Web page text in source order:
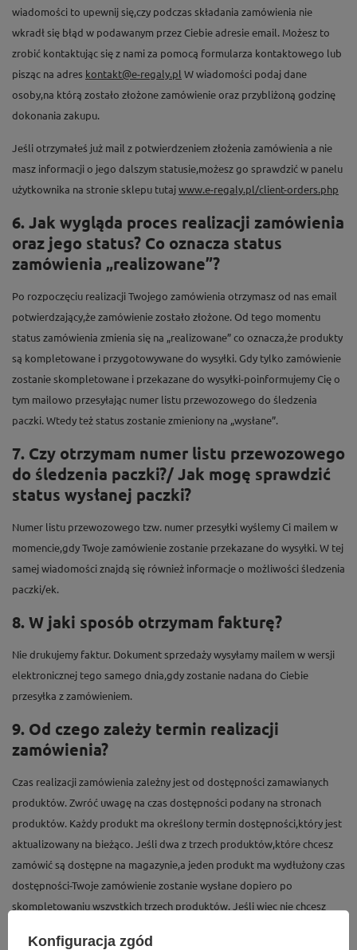
wiadomości to upewnij się,czy podczas składania zamówienia nie
wkradł się błąd w podawanym przez Ciebie adresie email. Możesz to
zrobić kontaktując się z nami za pomocą formularza kontaktowego lub
pisząc na adres kontakt@e-regaly.pl W wiadomości podaj dane
osoby,na którą zostało złożone zamówienie oraz przybliżoną godzinę
dokonania zakupu.
Jeśli otrzymałeś już mail z potwierdzeniem złożenia zamówienia a nie
masz informacji o jego dalszym statusie,możesz go sprawdzić w panelu
użytkownika na stronie sklepu tutajwww.e-regaly.pl/client-orders.php
6. Jak wygląda proces realizacji zamówienia
oraz jego status? Co oznacza status
zamówienia „realizowane”?
Po rozpoczęciu realizacji Twojego zamówienia otrzymasz od nas email
potwierdzający,że zamówienie zostało złożone. Od tego momentu
status zamówienia zmienia się na „realizowane” co oznacza,że produkty
są kompletowane i przygotowywane do wysyłki. Gdy tylko zamówienie
zostanie skompletowane i przekazane do wysyłki-poinformujemy Cię o
tym mailowo przesyłając numer listu przewozowego do śledzenia
paczki. Wtedy też status zostanie zmieniony na „wysłane”.
7. Czy otrzymam numer listu przewozowego
do śledzenia paczki?/ Jak mogę sprawdzić
status wysłanej paczki?
Numer listu przewozowego tzw. numer przesyłki wyślemy Ci mailem w
momencie,gdy Twoje zamówienie zostanie przekazane do wysyłki. W tej
samej wiadomości znajdą się również informacje o możliwości śledzenia
paczki/ek.
8. W jaki sposób otrzymam fakturę?
Nie drukujemy faktur. Dokument sprzedaży wysyłamy mailem w wersji
elektronicznej tego samego dnia,gdy zostanie nadana do Ciebie
przesyłka z zamówieniem.
9. Od czego zależy termin realizacji
zamówienia?
Czas realizacji zamówienia zależny jest od dostępności zamawianych
produktów. Zwróć uwagę na czas dostępności podany na stronach
produktów. Każdy produkt ma określony termin dostępności,który jest
aktualizowany na bieżąco. Jeśli dwa z trzech produktów,które chcesz
zamówić są dostępne na magazynie,a jeden produkt ma wydłużony czas
dostępności-Twoje zamówienie zostanie wysłane dopiero po
skompletowaniu wszystkich trzech produktów. Jeśli więc nie chcesz
Konfiguracja zgód